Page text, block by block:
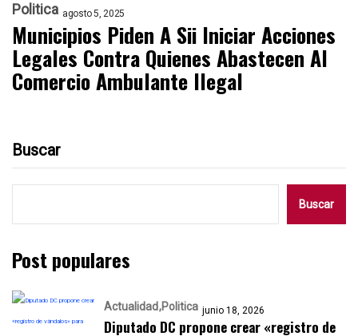
Politica agosto 5, 2025
Municipios Piden A Sii Iniciar Acciones
Legales Contra Quienes Abastecen Al
Comercio Ambulante Ilegal
Buscar
Buscar
Post populares
Actualidad Politica junio 18, 2026
Diputado DC propone crear «registro de